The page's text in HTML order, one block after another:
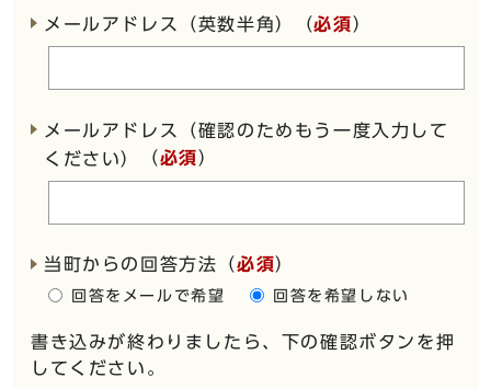
メールアドレス（英数半角）（必須）
メールアドレス（確認のためもう一度入力して
ください）
（必須）
当町からの回答方法 （必須）
回答をメールで希望 回答を希望しない
書き込みが終わりましたら、下の確認ボタンを押
してください。